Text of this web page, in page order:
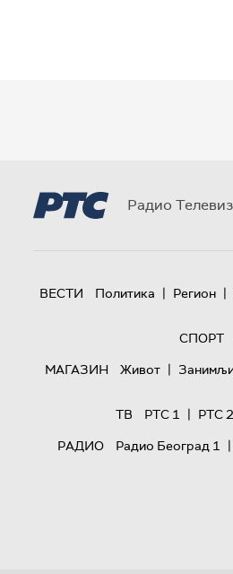
Радио
ВЕСТИ Политика | Регион |
СПОРТ
МАГАЗИН
Живот |
ТВ
РТС 1 | РТС 2
РАДИО
Радио Београд 1 |